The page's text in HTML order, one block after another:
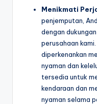
Menikmati
penjemputan,
dengan
perusahaan
diperkenankan
nyaman dan
tersedia untuk
kendaraan dan
nyaman selama